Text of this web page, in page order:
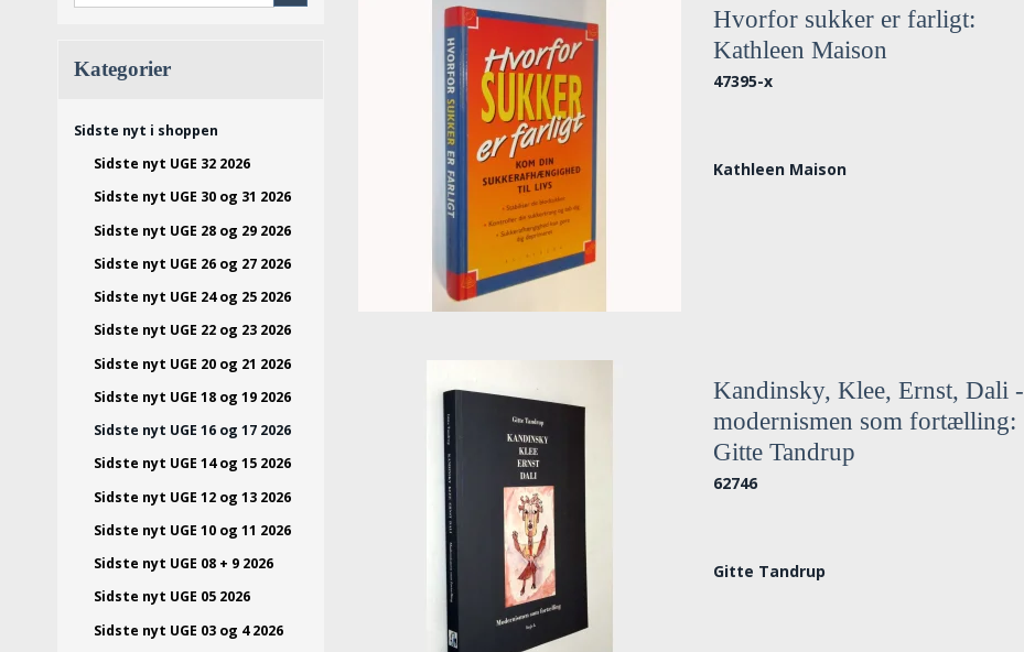
Kategorier
Sidste nyt i shoppen
Sidste nyt UGE 32 2026
Sidste nyt UGE 30 og 31 2026
Sidste nyt UGE 28 og 29 2026
Sidste nyt UGE 26 og 27 2026
Sidste nyt UGE 24 og 25 2026
Sidste nyt UGE 22 og 23 2026
Sidste nyt UGE 20 og 21 2026
Sidste nyt UGE 18 og 19 2026
Sidste nyt UGE 16 og 17 2026
Sidste nyt UGE 14 og 15 2026
Sidste nyt UGE 12 og 13 2026
Sidste nyt UGE 10 og 11 2026
Sidste nyt UGE 08 + 9 2026
Sidste nyt UGE 05 2026
Sidste nyt UGE 03 og 4 2026
Hvorfor sukker er farligt:
Kathleen Maison
47395-x
Kathleen Maison
Kandinsky, Klee, Ernst, Dali -
modernismen som fortælling:
Gitte Tandrup
62746
Gitte Tandrup